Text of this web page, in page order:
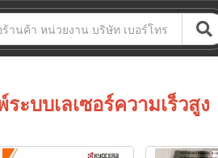
ะบบเลเซอร์ความเร็วสูง